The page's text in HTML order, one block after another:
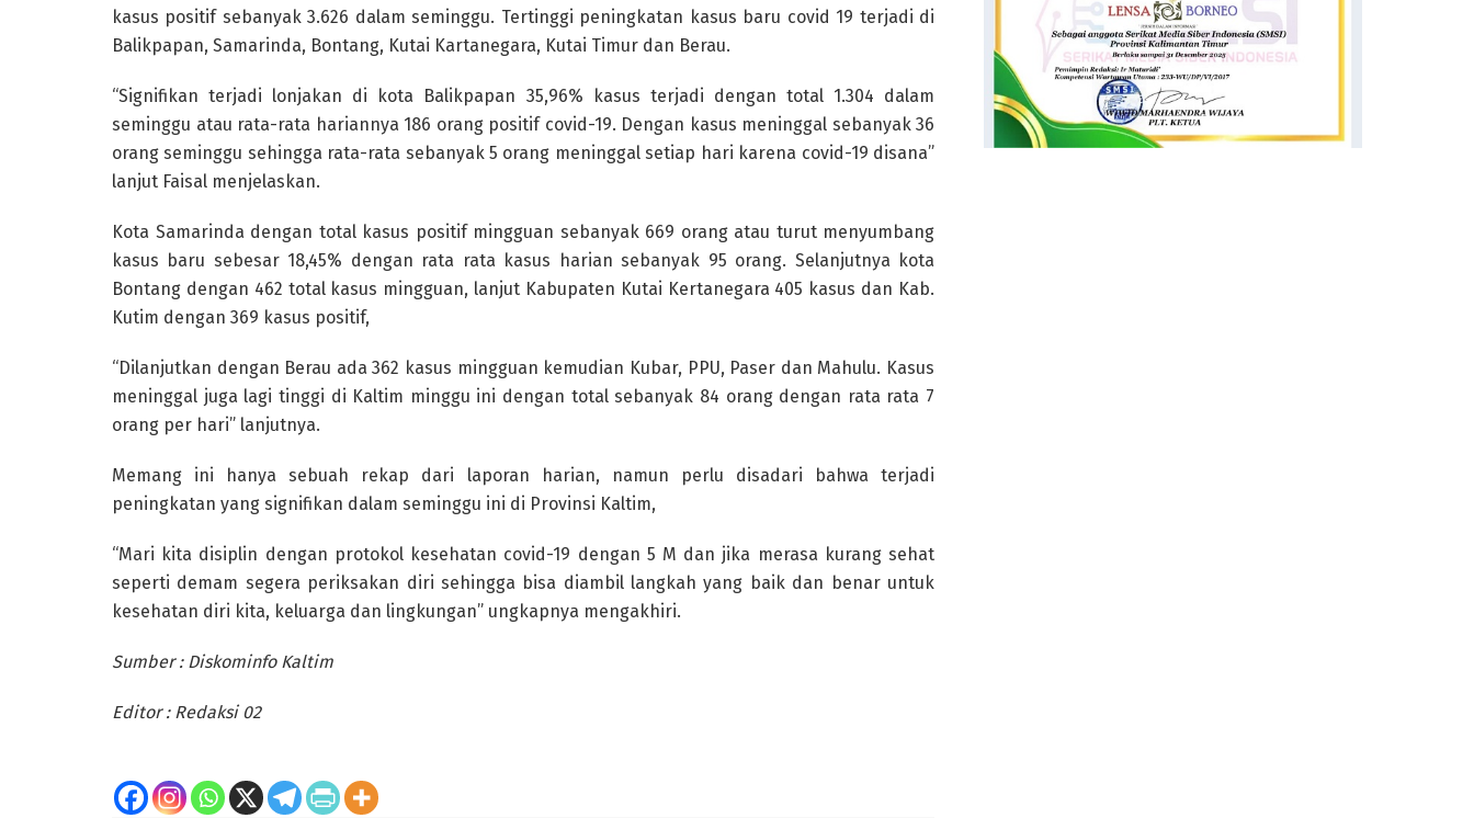
kasus positif sebanyak 3.626 dalam seminggu. Tertinggi peningkatan kasus baru covid 19 terjadi di
Balikpapan, Samarinda, Bontang, Kutai Kartanegara, Kutai Timur dan Berau.
“Signifikan terjadi lonjakan di kota Balikpapan 35,96% kasus terjadi dengan total 1.304 dalam
seminggu atau rata-rata hariannya 186 orang positif covid-19. Dengan kasus meninggal sebanyak 36
orang seminggu sehingga rata-rata sebanyak 5 orang meninggal setiap hari karena covid-19 disana”
lanjut Faisal menjelaskan.
Kota Samarinda dengan total kasus positif mingguan sebanyak 669 orang atau turut menyumbang
kasus baru sebesar 18,45% dengan rata rata kasus harian sebanyak 95 orang. Selanjutnya kota
Bontang dengan 462 total kasus mingguan, lanjut Kabupaten Kutai Kertanegara 405 kasus dan Kab.
Kutim dengan 369 kasus positif,
“Dilanjutkan dengan Berau ada 362 kasus mingguan kemudian Kubar, PPU, Paser dan Mahulu. Kasus
meninggal juga lagi tinggi di Kaltim minggu ini dengan total sebanyak 84 orang dengan rata rata 7
orang per hari” lanjutnya.
Memang ini hanya sebuah rekap dari laporan harian, namun perlu disadari bahwa terjadi
peningkatan yang signifikan dalam seminggu ini di Provinsi Kaltim,
“Mari kita disiplin dengan protokol kesehatan covid-19 dengan 5 M dan jika merasa kurang sehat
seperti demam segera periksakan diri sehingga bisa diambil langkah yang baik dan benar untuk
kesehatan diri kita, keluarga dan lingkungan” ungkapnya mengakhiri.
Sumber : Diskominfo Kaltim
Editor : Redaksi 02